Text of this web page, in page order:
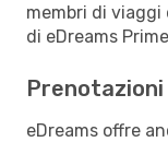
membri di
di eDreams
eDreams offre